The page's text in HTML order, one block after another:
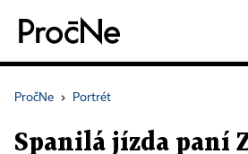
PročNe › Portrét
Spanilá jízda paní